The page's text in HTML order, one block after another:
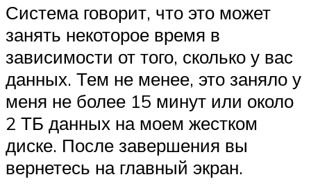
Система говорит, что это может
занять некоторое время в
зависимости от того, сколько у вас
данных. Тем не менее, это заняло у
меня не более 15 минут или около
2 ТБ данных на моем жестком
диске. После завершения вы
вернетесь на главный экран.